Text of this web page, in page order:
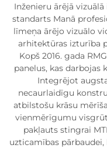
Inženieru ārējā
standarts Manā
līmeņa ārējo vizuālo
arhitektūras izturība
Kopš 2016. gada
panelus, kas darbojas
Integrējot
necaurlaidīgu
atbilstošu krāsu
vienmērīgumu
pakļauts stingrai
uzticamības